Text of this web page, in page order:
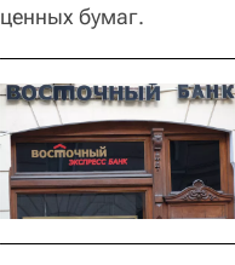
ценных бумаг.